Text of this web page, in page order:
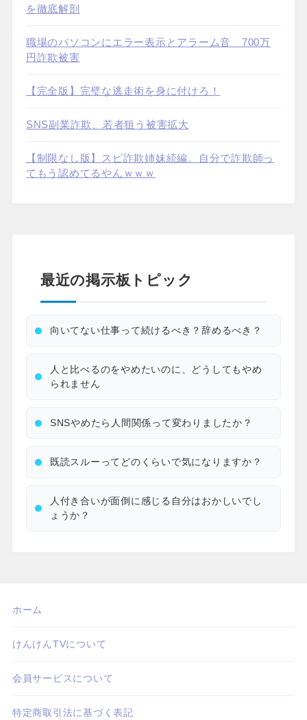
を徹底解剖
職場のパソコンにエラー表示とアラーム音 700万
円詐欺被害
【完全版】完璧な逃走術を身に付けろ！
SNS副業詐欺、若者狙う被害拡大
【制限なし版】スピ詐欺姉妹続編。自分で詐欺師っ
てもう認めてるやんｗｗｗ
最近の掲示板トピック
向いてない仕事って続けるべき？辞めるべき？
人と比べるのをやめたいのに、どうしてもやめ
られません
SNSやめたら人間関係って変わりましたか？
既読スルーってどのくらいで気になりますか？
人付き合いが面倒に感じる自分はおかしいでし
ょうか？
ホーム
けんけんTVについて
会員サービスについて
特定商取引法に基づく表記